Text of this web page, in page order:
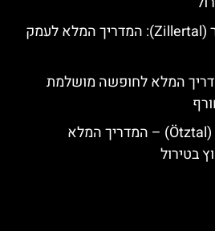
אטרקציות בעמק צילר (Zillertal): המדריך המלא לעמק
המלא לחופשה מושלמת
אטרקציות בעמק אוץ (Ötztal) – המדריך המלא
בטירול